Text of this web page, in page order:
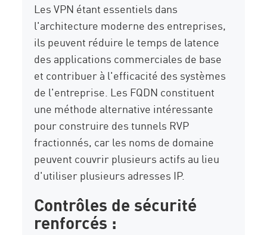
Les VPN étant essentiels dans
l'architecture moderne des entreprises,
ils peuvent réduire le temps de latence
des applications commerciales de base
et contribuer à l'efficacité des systèmes
de l'entreprise. Les FQDN constituent
une méthode alternative intéressante
pour construire des tunnels RVP
fractionnés, car les noms de domaine
peuvent couvrir plusieurs actifs au lieu
d'utiliser plusieurs adresses IP.
Contrôles de sécurité
renforcés :